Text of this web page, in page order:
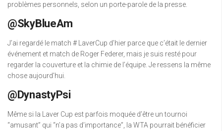
problèmes personnels, selon un porte-parole de la presse.
@SkyBlueAm
J’ai regardé le match # LaverCup d’hier parce que c’était le dernier
événement et match de Roger Federer, mais je suis resté pour
regarder la couverture et la chimie de l’équipe. Je ressens la même
chose aujourd’hui.
@DynastyPsi
Même si la Laver Cup est parfois moquée d’être un tournoi
“amusant” qui “n’a pas d’importance”, la WTA pourrait bénéficier